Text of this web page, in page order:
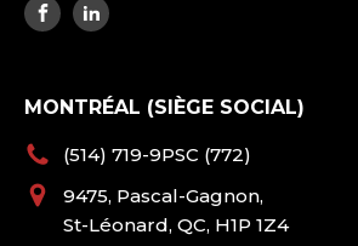
MONTRÉAL (SIÈGE SOCIAL)
(514) 719-9PSC (772)
9475, Pascal-Gagnon,
St-Léonard, QC, H1P 1Z4